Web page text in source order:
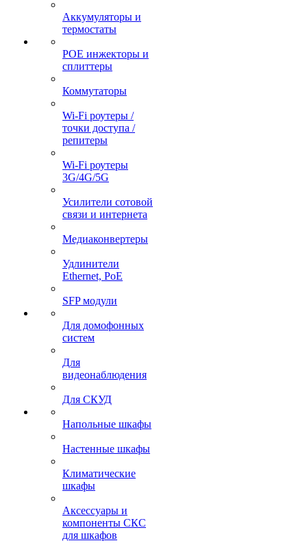
Аккумуляторы и
термостаты
POE инжекторы и
сплиттеры
Коммутаторы
Wi-Fi роутеры /
точки доступа /
репитеры
Wi-Fi роутеры
3G/4G/5G
Усилители сотовой
связи и интернета
Медиаконвертеры
Удлинители
Ethernet, PoE
SFP модули
Для домофонных
систем
Для
видеонаблюдения
Для СКУД
Напольные шкафы
Настенные шкафы
Климатические
шкафы
Аксессуары и
компоненты СКС
для шкафов